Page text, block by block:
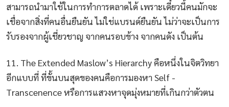
สามารถนำมาใช้ในการทำการตลาดได้ เพราะเดี๋ยวนี้คนมักจะ
เชื่อจากสิ่งที่คนอื่นยืนยัน ไม่ใช่แบรนด์ยืนยัน ไม่ว่าจะเป็นการ
รับรองจากผู้เชี่ยวชาญ จากคนรอบข้าง จากคนดัง เป็นต้น
11. The Extended Maslow’s Hierarchy คือหนึ่งในจิตวิทยา
อีกแบบที่ ที่ขั้นบนสุดของคนคือการมองหา Self -
Transcenence หรือการแสวงหาจุดมุ่งหมายที่เกินกว่าตัวตน